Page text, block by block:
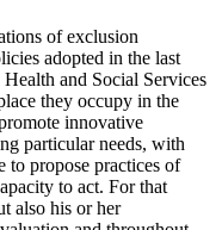
of exclusion
adopted in the last
and Social Services
they occupy in the
innovative
particular needs, with
to propose practices of
to act. For that
also his or her